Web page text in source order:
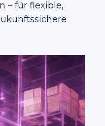
– für flexible,